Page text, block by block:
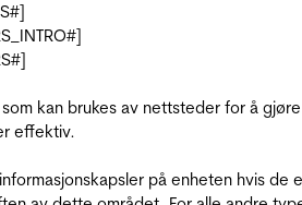
kan brukes av nettsteder for å gjøre
effektiv.
på enheten hvis de